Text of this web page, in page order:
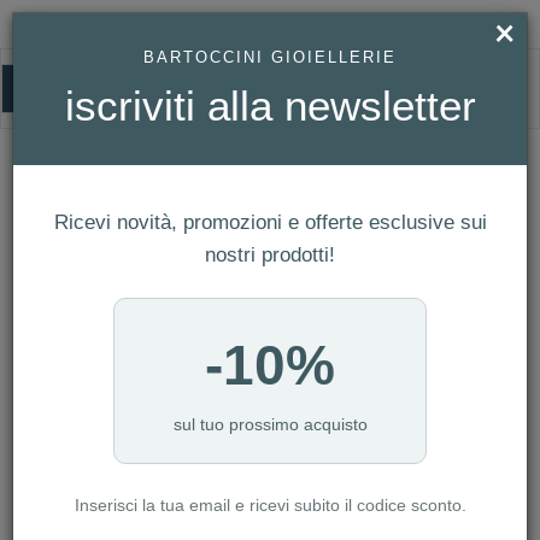
HOMEPAGE OROLOGIO FESTINA UOMO BOLSILLO REF. F2021/2
Orologio Festina Uomo Bolsillo Ref.
F2021/2
×
BARTOCCINI GIOIELLERIE
iscriviti alla newsletter
Ricevi novità, promozioni e offerte esclusive sui
nostri prodotti!
-10%
sul tuo prossimo acquisto
Inserisci la tua email e ricevi subito il codice sconto.